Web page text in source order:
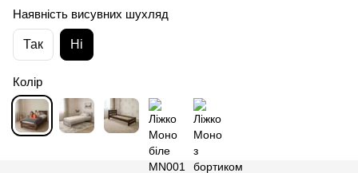
Наявність висувних шухляд
Так Ні
Колір